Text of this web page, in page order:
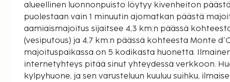
alueellinen luonnonpuisto löytyy kivenheiton
puolestaan vain 1 minuutin ajomatkan päästä
aamiaismajoitus sijaitsee 4,3 km:n päässä
(vesiputous) ja 4,7 km:n päässä kohteesta Monte
majoituspaikassa on 5 kodikasta huonetta.
internetyhteys pitää sinut yhteydessä verkkoon.
kylpyhuone, ja sen varusteluun kuuluu suihku,